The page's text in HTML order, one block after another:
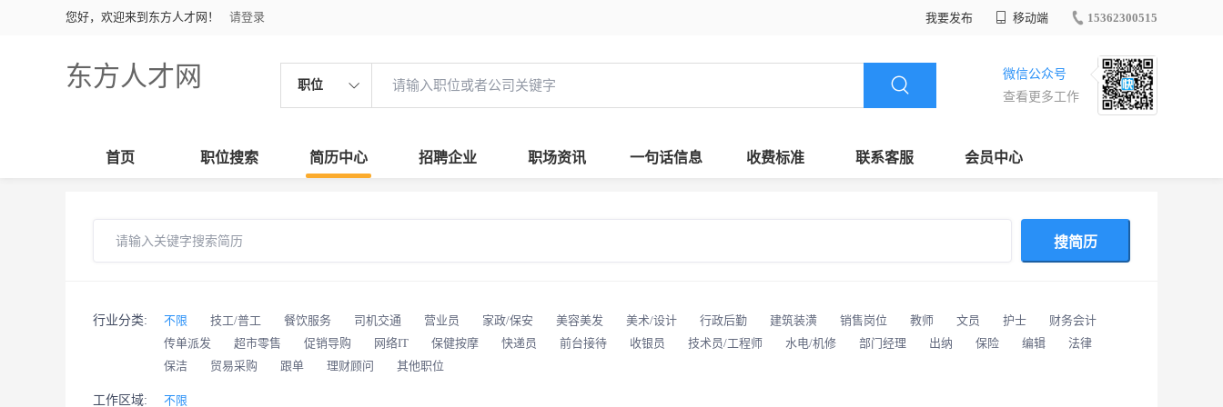
您好，欢迎来到东方人才网！ 请登录 我要发布 移动端 15362300515
东方人才网 职位
微信公众号
查看更多工作
首页 职位搜索 简历中心 招聘企业 职场资讯 一句话信息 收费标准 联系客服 会员中心
搜简历
行业分类: 不限 技工/普工 餐饮服务 司机交通 营业员 家政/保安 美容美发 美术/设计 行政后勤 建筑装潢 销售岗位 教师 文员 护士
财务会计
传单派发
超市零售 促销导购 网络IT 保健按摩 快递员 前台接待 收银员 技术员/工程师 水电/机修 部门经理 出纳 保险 编辑
法律
保洁
贸易采购 跟单 理财顾问 其他职位
工作区域: 不限